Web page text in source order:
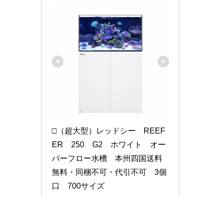
□（超大型）レッドシー　REEF
ER　250　G2　ホワイト　オー
バーフロー水槽　本州四国送料
無料・同梱不可・代引不可　3個
口　700サイズ